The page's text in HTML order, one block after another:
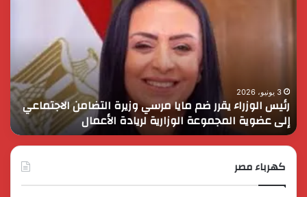
التضامن
الاجتماعي
إلى
عضوية
المجموعة
الوزارية
3 يونيو، 2026
رئيس الوزراء يقرر ضم مايا مرسي وزيرة التضامن الاجتماعي
إلى عضوية المجموعة الوزارية لريادة الأعمال
في
كهرباء مصر